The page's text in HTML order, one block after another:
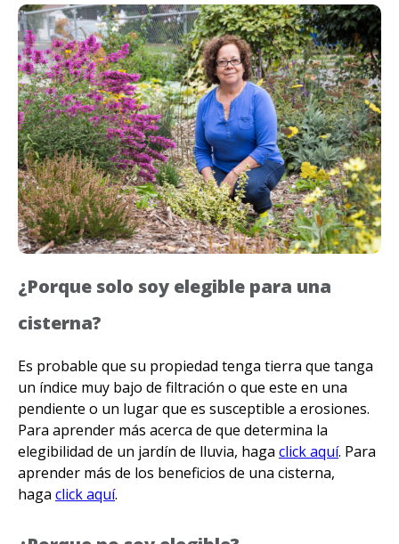
¿Porque solo soy elegible para una
cisterna?
Es probable que su propiedad tenga tierra que tanga
un índice muy bajo de filtración o que este en una
pendiente o un lugar que es susceptible a erosiones.
Para aprender más acerca de que determina la
elegibilidad de un jardín de lluvia, haga click aquí. Para
aprender más de los beneficios de una cisterna,
haga click aquí.